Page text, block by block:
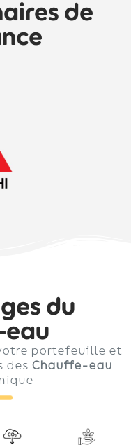
de
du
portefeuille et
des Chauffe-eau